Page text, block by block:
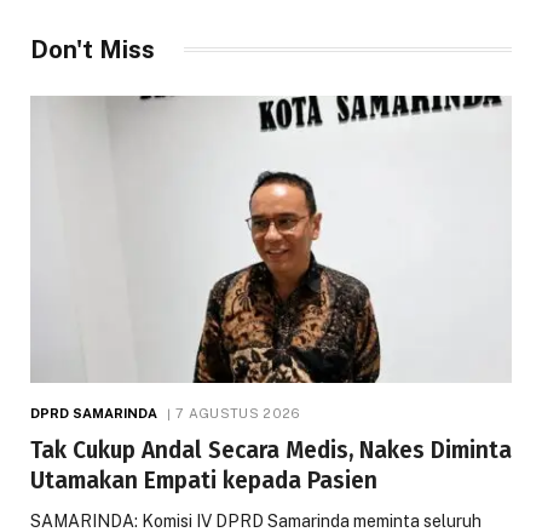
Don't Miss
DPRD SAMARINDA 7 AGUSTUS 2026
Tak Cukup Andal Secara Medis, Nakes Diminta
Utamakan Empati kepada Pasien
SAMARINDA: Komisi IV DPRD Samarinda meminta seluruh